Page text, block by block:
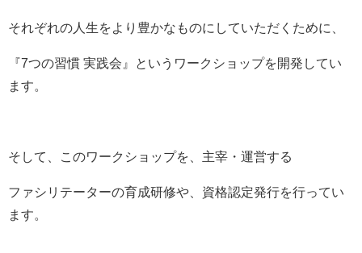
それぞれの人生をより豊かなものにしていただくために、
『7つの習慣 実践会』というワークショップを開発してい
ます。
そして、このワークショップを、主宰・運営する
ファシリテーターの育成研修や、資格認定発行を行ってい
ます。